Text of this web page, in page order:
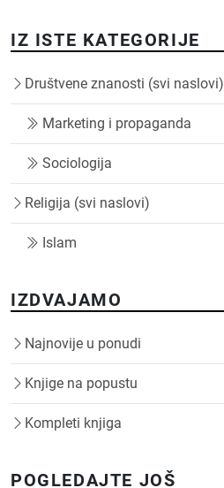
IZ ISTE KATEGORIJE
Društvene znanosti (svi naslovi)
Marketing i propaganda
Sociologija
Religija (svi naslovi)
Islam
IZDVAJAMO
Najnovije u ponudi
Knjige na popustu
Kompleti knjiga
POGLEDAJTE JOŠ